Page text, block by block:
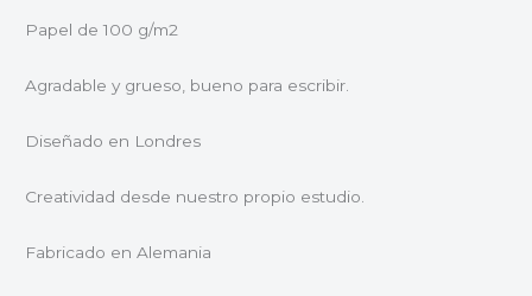
Papel de 100 g/m2
Agradable y grueso, bueno para escribir.
Diseñado en Londres
Creatividad desde nuestro propio estudio.
Fabricado en Alemania